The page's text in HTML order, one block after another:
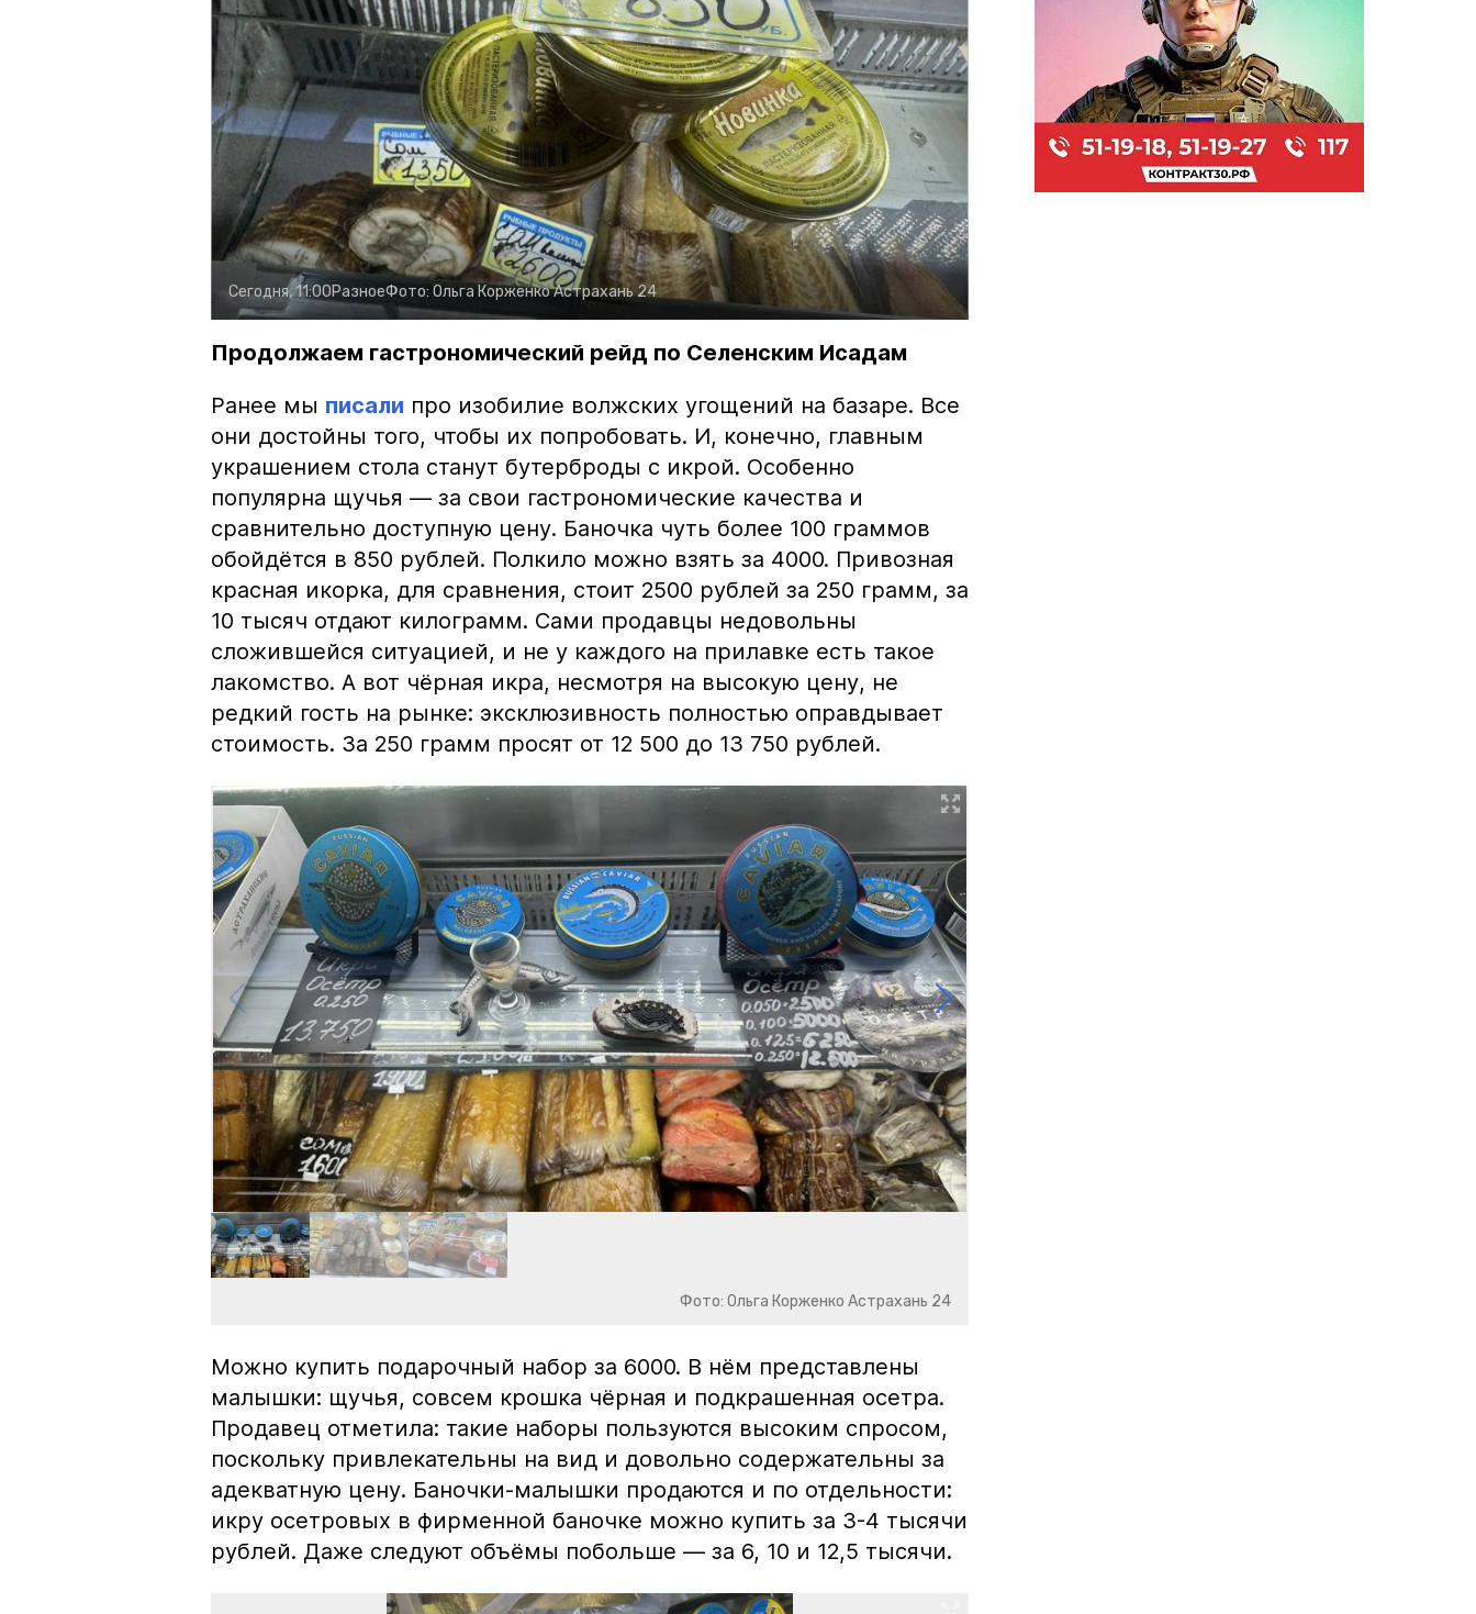
Сегодня, 11:00РазноеФото: Ольга КорженкоАстрахань 24
Продолжаем гастрономический рейд по Селенским Исадам
Ранее мы писали про изобилие волжских угощений на базаре. Все
они достойны того, чтобы их попробовать. И, конечно, главным
украшением стола станут бутерброды с икрой. Особенно
популярна щучья — за свои гастрономические качества и
сравнительно доступную цену. Баночка чуть более 100 граммов
обойдётся в 850 рублей. Полкило можно взять за 4000. Привозная
красная икорка, для сравнения, стоит 2500 рублей за 250 грамм, за
10 тысяч отдают килограмм. Сами продавцы недовольны
сложившейся ситуацией, и не у каждого на прилавке есть такое
лакомство. А вот чёрная икра, несмотря на высокую цену, не
редкий гость на рынке: эксклюзивность полностью оправдывает
стоимость. За 250 грамм просят от 12 500 до 13 750 рублей.
Фото: Ольга Корженко Астрахань 24
Можно купить подарочный набор за 6000. В нём представлены
малышки: щучья, совсем крошка чёрная и подкрашенная осетра.
Продавец отметила: такие наборы пользуются высоким спросом,
поскольку привлекательны на вид и довольно содержательны за
адекватную цену. Баночки-малышки продаются и по отдельности:
икру осетровых в фирменной баночке можно купить за 3-4 тысячи
рублей. Даже следуют объёмы побольше — за 6, 10 и 12,5 тысячи.